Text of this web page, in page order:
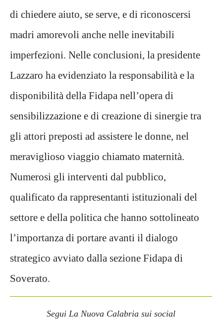
di chiedere aiuto, se serve, e di riconoscersi
madri amorevoli anche nelle inevitabili
imperfezioni. Nelle conclusioni, la presidente
Lazzaro ha evidenziato la responsabilità e la
disponibilità della Fidapa nell’opera di
sensibilizzazione e di creazione di sinergie tra
gli attori preposti ad assistere le donne, nel
meraviglioso viaggio chiamato maternità.
Numerosi gli interventi dal pubblico,
qualificato da rappresentanti istituzionali del
settore e della politica che hanno sottolineato
l’importanza di portare avanti il dialogo
strategico avviato dalla sezione Fidapa di
Soverato.
Segui La Nuova Calabria sui social